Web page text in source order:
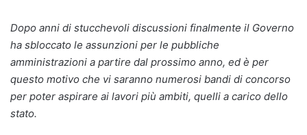
Dopo anni di stucchevoli discussioni finalmente il Governo
ha sbloccato le assunzioni per le pubbliche
amministrazioni a partire dal prossimo anno, ed è per
questo motivo che vi saranno numerosi bandi di concorso
per poter aspirare ai lavori più ambiti, quelli a carico dello
stato.